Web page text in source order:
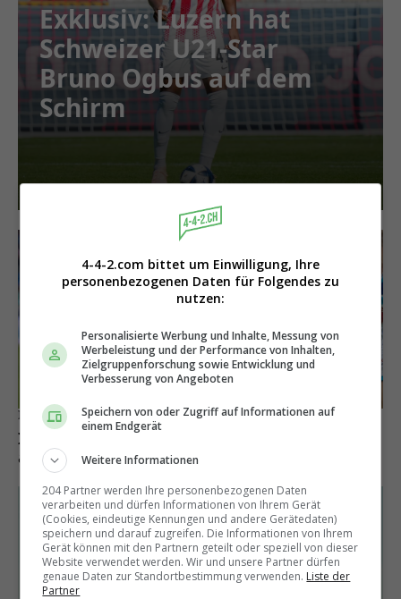
Exklusiv: Luzern hat
Schweizer U21-Star
Bruno Ogbus auf dem
Schirm
Irre Statistik
In der Super League wird mehr gesprintet
als in der Premier League
4-4-2.com bittet um Einwilligung, Ihre
personenbezogenen Daten für Folgendes zu
nutzen:
Personalisierte Werbung und Inhalte, Messung von
Werbeleistung und der Performance von Inhalten,
Zielgruppenforschung sowie Entwicklung und
Verbesserung von Angeboten
Speichern von oder Zugriff auf Informationen auf
einem Endgerät
Weitere Informationen
204 Partner werden Ihre personenbezogenen Daten
verarbeiten und dürfen Informationen von Ihrem Gerät
(Cookies, eindeutige Kennungen und andere Gerätedaten)
speichern und darauf zugreifen. Die Informationen von Ihrem
Gerät können mit den Partnern geteilt oder speziell von dieser
Website verwendet werden. Wir und unsere Partner dürfen
genaue Daten zur Standortbestimmung verwenden. Liste der
Partner